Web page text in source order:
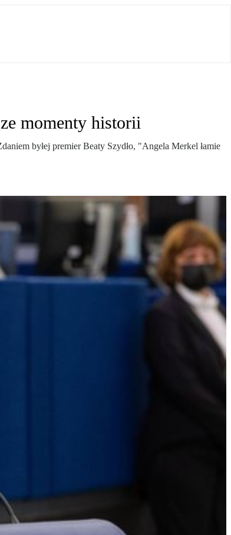
momenty historii
byłej premier Beaty Szydło, "Angela Merkel łamie